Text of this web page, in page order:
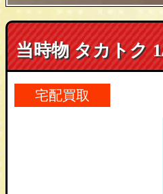
当時物 タカトク
宅配買取